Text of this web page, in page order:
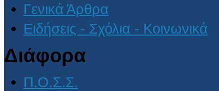
Γενικά Άρθρα
Ειδήσεις - Σχόλια - Κοινωνικά
Διάφορα
Π.Ο.Σ.Σ.